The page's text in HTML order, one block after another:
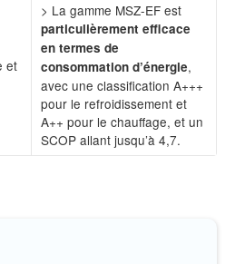
et
> La gamme MSZ-EF est
particulièrement efficace
en termes de
consommation d’énergie,
avec une classification A+++
pour le refroidissement et
A++ pour le chauffage, et un
SCOP allant jusqu’à 4,7.